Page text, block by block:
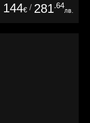
144€ / 281.64
лв.